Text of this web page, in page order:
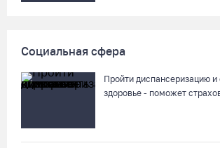
Социальная сфера
Пройти диспансеризацию и
здоровье - поможет